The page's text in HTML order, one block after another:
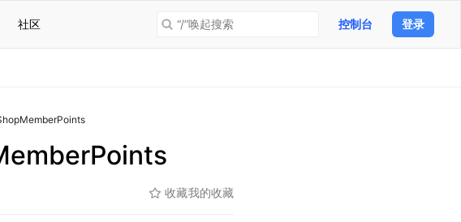
社区 “/”唤起搜索 控制台 登录
收藏我的收藏